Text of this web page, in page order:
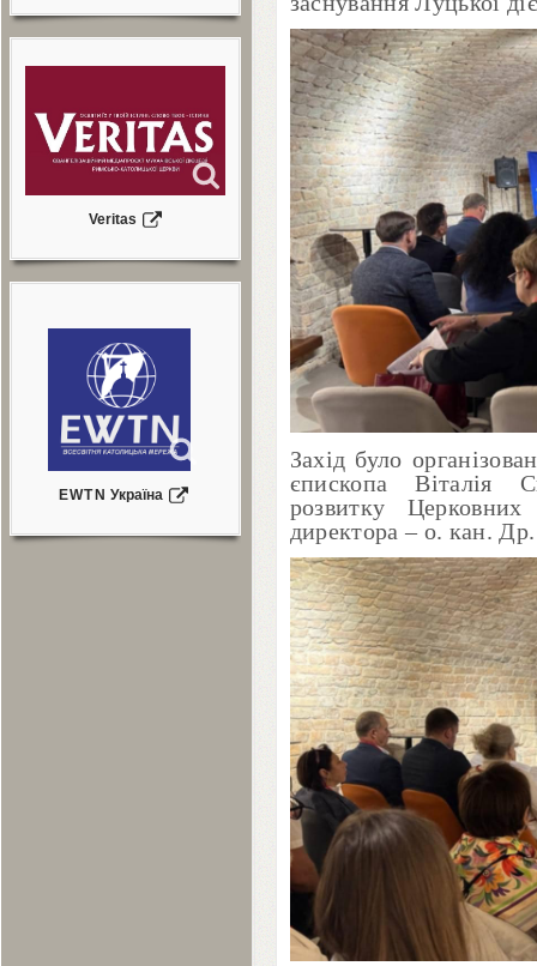
Veritas
EWTN Україна
Захід було
єпископа Віталія
розвитку
директора – о. кан.